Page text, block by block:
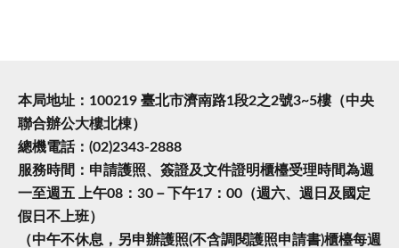
本局地址：100219 臺北市濟南路1段2之2號3~5樓（中央
聯合辦公大樓北棟）
總機電話：(02)2343-2888
服務時間：申請護照、簽證及文件證明櫃檯受理時間為週
一至週五 上午08：30－下午17：00（週六、週日及國定
假日不上班）
（中午不休息，另申辦護照(不含調閱護照申請書)櫃檯每週